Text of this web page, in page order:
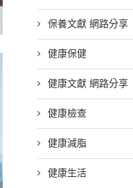
保養文獻 網路分享
健康保健
健康文獻 網路分享
健康檢查
健康減脂
健康生活